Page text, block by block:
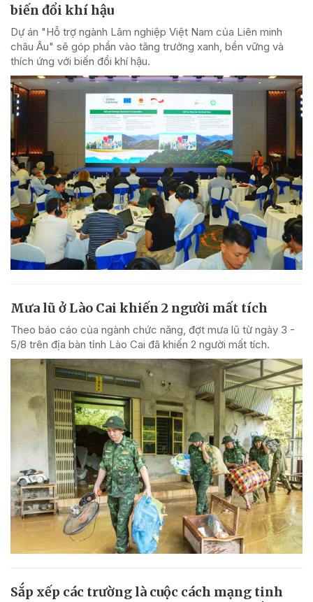
biến đổi khí hậu
Dự án "Hỗ trợ ngành Lâm nghiệp Việt Nam của Liên minh
châu Âu" sẽ góp phần vào tăng trưởng xanh, bền vững và
thích ứng với biến đổi khí hậu.
Mưa lũ ở Lào Cai khiến 2 người mất tích
Theo báo cáo của ngành chức năng, đợt mưa lũ từ ngày 3 -
5/8 trên địa bàn tỉnh Lào Cai đã khiến 2 người mất tích.
Sắp xếp các trường là cuộc cách mạng tinh